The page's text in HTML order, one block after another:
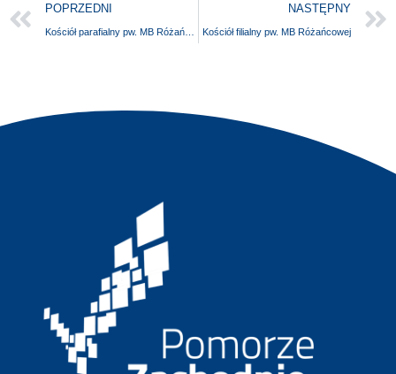
POPRZEDNI NASTĘPNY
Kościół filialny pw. MB Różańcowej